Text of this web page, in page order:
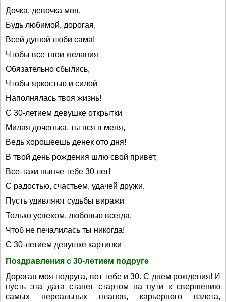
Дочка, девочка моя,
Будь любимой, дорогая,
Всей душой люби сама!
Чтобы все твои желания
Обязательно сбылись,
Чтобы яркостью и силой
Наполнялась твоя жизнь!
С 30-летием девушке открытки
Милая доченька, ты вся в меня,
Ведь хорошеешь денек ото дня!
В твой день рождения шлю свой привет,
Все-таки нынче тебе 30 лет!
С радостью, счастьем, удачей дружи,
Пусть удивляют судьбы виражи
Только успехом, любовью всегда,
Чтоб не печалилась ты никогда!
С 30-летием девушке картинки
Поздравления с 30-летием подруге
Дорогая моя подруга, вот тебе и 30. С днем рождения! И
пусть эта дата станет стартом на пути к свершению
самых нереальных планов, карьерного взлета,